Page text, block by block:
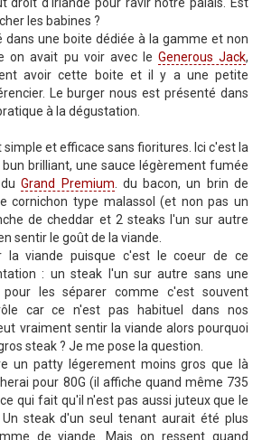
les babines ?
dans une boite dédiée à la gamme et non
on avait pu voir avec le Generous Jack,
avoir cette boite et il y a une petite
Le burger nous est présenté dans
à la dégustation.
simple et efficace sans fioritures. Ici c'est la
brilliant, une sauce légèrement fumée
duGrand Premium . du bacon, un brin de
cornichon type malassol (et non pas un
de cheddar et 2 steaks l'un sur autre
sentir le goût de la viande.
la viande puisque c'est le coeur de ce
: un steak l'un sur autre sans une
les séparer comme c'est souvent
car ce n'est pas habituel dans nos
vraiment sentir la viande alors pourquoi
steak ? Je me pose la question.
un patty légerement moins gros que là
pour 80G (il affiche quand même 735
qui fait qu'il n'est pas aussi juteux que le
steak d'un seul tenant aurait été plus
de viande. Mais on ressent quand